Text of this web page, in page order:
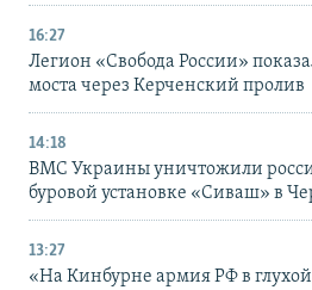
16:27
Легион «Свобода России»
моста через Керченский пролив
14:18
ВМС Украины уничтожили
буровой установке «Сиваш» в
13:27
«На Кинбурне армия РФ в